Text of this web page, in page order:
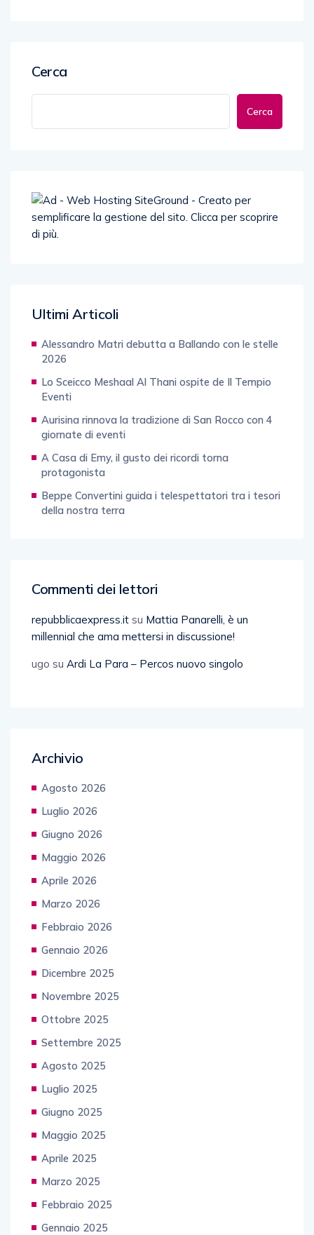
Cerca
Cerca
Ultimi Articoli
Alessandro Matri debutta a Ballando con le stelle
2026
Lo Sceicco Meshaal Al Thani ospite de Il Tempio
Eventi
Aurisina rinnova la tradizione di San Rocco con 4
giornate di eventi
A Casa di Emy, il gusto dei ricordi torna
protagonista
Beppe Convertini guida i telespettatori tra i tesori
della nostra terra
Commenti dei lettori
repubblicaexpress.it su Mattia Panarelli, è un
millennial che ama mettersi in discussione!
ugo su Ardi La Para – Percos nuovo singolo
Archivio
Agosto 2026
Luglio 2026
Giugno 2026
Maggio 2026
Aprile 2026
Marzo 2026
Febbraio 2026
Gennaio 2026
Dicembre 2025
Novembre 2025
Ottobre 2025
Settembre 2025
Agosto 2025
Luglio 2025
Giugno 2025
Maggio 2025
Aprile 2025
Marzo 2025
Febbraio 2025
Gennaio 2025